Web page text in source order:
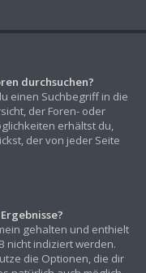
durchsuchen?
einen Suchbegriff in die
der Foren- oder
erhältst du,
der von jeder Seite
gehalten und enthielt
nicht indiziert werden.
die Optionen, die dir